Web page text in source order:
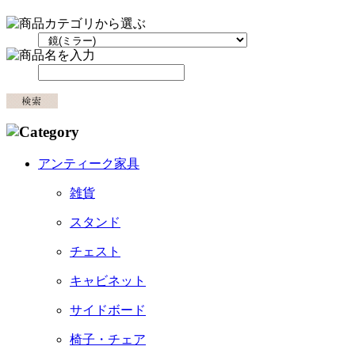
アンティーク家具
雑貨
スタンド
チェスト
キャビネット
サイドボード
椅子・チェア